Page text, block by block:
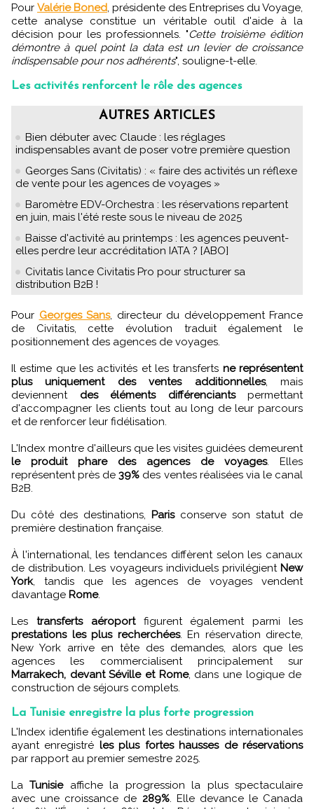
Pour Valérie Boned, présidente des Entreprises du Voyage,
cette analyse constitue un véritable outil d'aide à la
décision pour les professionnels. "Cette troisième édition
démontre à quel point la data est un levier de croissance
indispensable pour nos adhérents", souligne-t-elle.
Les activités renforcent le rôle des agences
AUTRES ARTICLES
Bien débuter avec Claude : les réglages
indispensables avant de poser votre première question
Georges Sans (Civitatis) : « faire des activités un réflexe
de vente pour les agences de voyages »
Baromètre EDV-Orchestra : les réservations repartent
en juin, mais l'été reste sous le niveau de 2025
Baisse d'activité au printemps : les agences peuvent-
elles perdre leur accréditation IATA ? [ABO]
Civitatis lance Civitatis Pro pour structurer sa
distribution B2B !
Pour Georges Sans, directeur du développement France
de Civitatis, cette évolution traduit également le
positionnement des agences de voyages.
Il estime que les activités et les transferts ne représentent
plus uniquement des ventes additionnelles, mais
deviennent des éléments différenciantspermettant
d'accompagner les clients tout au long de leur parcours
et de renforcer leur fidélisation.
L'Index montre d'ailleurs que les visites guidées demeurent
le produit phare des agences de voyages. Elles
représentent près de39% des ventes réalisées via le canal
B2B.
Du côté des destinations, Parisconserve son statut de
première destination française.
À l'international, les tendances diffèrent selon les canaux
de distribution. Les voyageurs individuels privilégient New
York, tandis que les agences de voyages vendent
davantage Rome.
Les transferts aéroportfigurent également parmi les
prestations les plus recherchées. En réservation directe,
New York arrive en tête des demandes, alors que les
agences les commercialisent principalement sur
Marrakech, devant Séville et Rome, dans une logique de
construction de séjours complets.
La Tunisie enregistre la plus forte progression
L'Index identifie également les destinations internationales
ayant enregistré les plus fortes hausses de réservations
par rapport au premier semestre 2025.
LaTunisieaffiche la progression la plus spectaculaire
avec une croissance de 289%. Elle devance le Canada